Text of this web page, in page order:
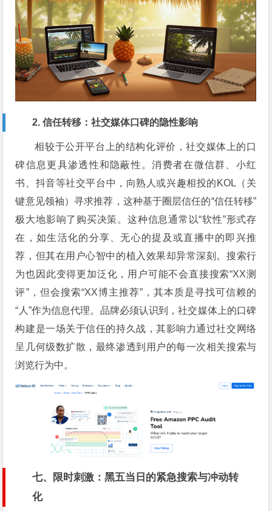
2. 信任转移：社交媒体口碑的隐性影响
相较于公开平台上的结构化评价，社交媒体上的口
碑信息更具渗透性和隐蔽性。消费者在微信群、小红
书、抖音等社交平台中，向熟人或兴趣相投的KOL（关
键意见领袖）寻求推荐，这种基于圈层信任的“信任转移”
极大地影响了购买决策。这种信息通常以“软性”形式存
在，如生活化的分享、无心的提及或直播中的即兴推
荐，但其在用户心智中的植入效果却异常深刻。搜索行
为也因此变得更加泛化，用户可能不会直接搜索“XX测
评”，但会搜索“XX博主推荐”，其本质是寻找可信赖的
“人”作为信息代理。品牌必须认识到，社交媒体上的口碑
构建是一场关于信任的持久战，其影响力通过社交网络
呈几何级数扩散，最终渗透到用户的每一次相关搜索与
浏览行为中。
七、限时刺激：黑五当日的紧急搜索与冲动转
化